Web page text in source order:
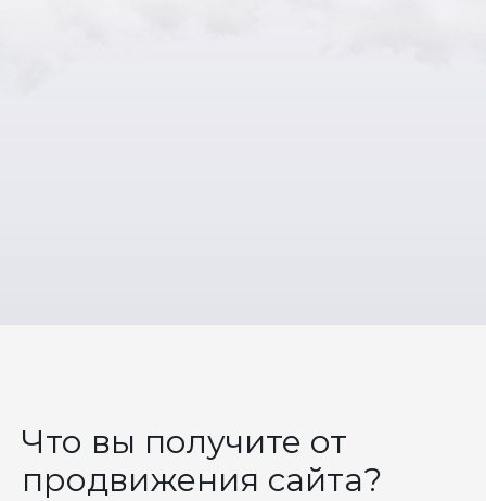
Что вы получите от
продвижения сайта?